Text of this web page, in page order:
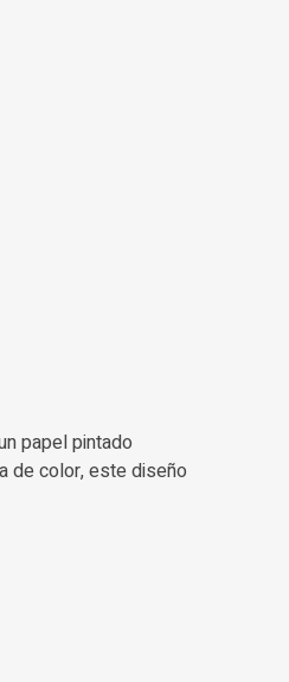
papel pintado
de color, este diseño